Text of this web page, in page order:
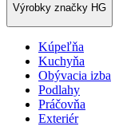
Výrobky značky HG
Kúpeľňa
Kuchyňa
Obývacia izba
Podlahy
Práčovňa
Exteriér